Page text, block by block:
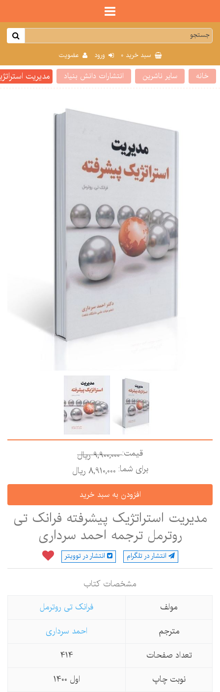
سبد خرید 0 ورود عضویت
خانه سایر ناشرین انتشارات دانش بنیاد مدیریت
قیمت:9,900,000 ريال
برای شما: 8,910,000 ريال
مدیریت استراتژیک پیشرفته فرانک تی
روترمل ترجمه احمد سرداری
انتشار در تلگرام انتشار در توویتر
مشخصات كتاب
مولف
فرانک تی روترمل
مترجم
احمد سرداری
تعداد صفحات
414
نوبت چاپ
اول 1400